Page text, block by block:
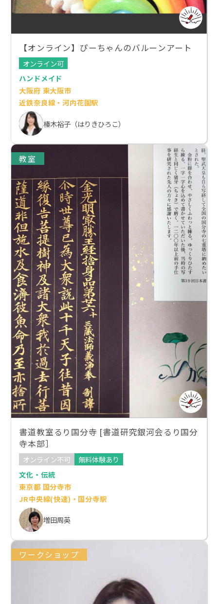
【オンライン】ぴーちゃんのバルーンアート
オンライン可
ハンドメイド
大阪府 東大阪市
近鉄奈良線・河内花園駅
榛木裕子（はりきひろこ）
教室
書道教室るり国分寺 [書道研究銀河会るり国分
寺本部］
オンライン不可
無料体験あり
文化・伝統
東京都 国分寺市
JR中央線(快速)・国分寺駅
増田周英
ワークショップ